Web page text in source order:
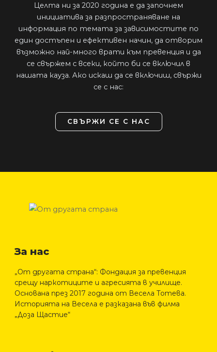
Целта ни за 2020 година е да започнем
инициатива за разпространяване на
информация по темата за зависимостите по
един достъпен и ефективен начин, да отворим
възможно най-много врати към превенция и да
се свържем с всеки, който би се включил в
нашата кауза. Ако искаш да се включиш, свържи
се с нас:
СВЪРЖИ СЕ С НАС
За нас
„От другата страна“: Фондация за превенция
срещу наркотиците и агресията в училище.
Основана през 2017 година от Весела Тотева.
Историята на Весела е разказана във филма
„Доза Щастие“